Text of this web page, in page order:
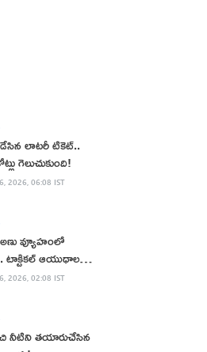
లాటరీ టికెట్..
గెలుచుకుంది!
2026, 06:08 IST
వ్యూహంలో
టాక్టికల్ ఆయుధాలకు
2026, 02:08 IST
నీటిని తయారుచేసిన